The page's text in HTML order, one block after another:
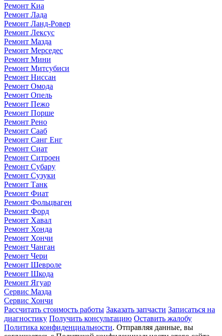
Ремонт Киа
Ремонт Лада
Ремонт Ланд-Ровер
Ремонт Лексус
Ремонт Мазда
Ремонт Мерседес
Ремонт Мини
Ремонт Митсубиси
Ремонт Ниссан
Ремонт Омода
Ремонт Опель
Ремонт Пежо
Ремонт Порше
Ремонт Рено
Ремонт Сааб
Ремонт Санг Енг
Ремонт Сиат
Ремонт Ситроен
Ремонт Субару
Ремонт Сузуки
Ремонт Танк
Ремонт Фиат
Ремонт Фольцваген
Ремонт Форд
Ремонт Хавал
Ремонт Хонда
Ремонт Хончи
Ремонт Чанган
Ремонт Чери
Ремонт Шевроле
Ремонт Шкода
Ремонт Ягуар
Сервис Мазда
Сервис Хончи
Рассчитать стоимость работы Заказать запчасти Записаться на
диагностику Получить консультацию Оставить жалобу
Политика конфиденциальности. Отправляя данные, вы